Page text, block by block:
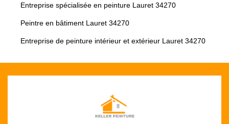
Entreprise spécialisée en peinture Lauret 34270
Peintre en bâtiment Lauret 34270
Entreprise de peinture intérieur et extérieur Lauret 34270